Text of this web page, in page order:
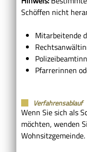
Schöffen nicht
Mitarbeitende
Pfarrerinnen
Verfahrensablauf
Wenn Sie sich als
möchten, wenden
Wohnsitzgemeinde.